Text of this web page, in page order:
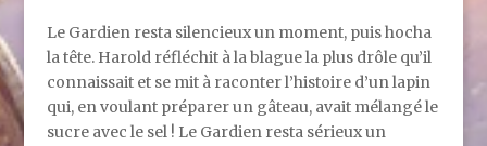
Le Gardien resta silencieux un moment, puis hocha
la tête. Harold réfléchit à la blague la plus drôle qu’il
connaissait et se mit à raconter l’histoire d’un lapin
qui, en voulant préparer un gâteau, avait mélangé le
sucre avec le sel ! Le Gardien resta sérieux un